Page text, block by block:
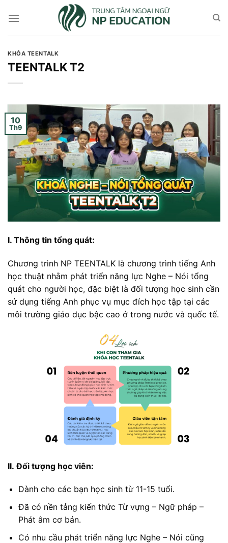
KHÓA TEENTALK
TEENTALK T2
10
Th9
I. Thông tin tổng quát:
Chương trình NP TEENTALK là chương trình tiếng Anh
học thuật nhằm phát triển năng lực Nghe – Nói tổng
quát cho người học, đặc biệt là đối tượng học sinh cần
sử dụng tiếng Anh phục vụ mục đích học tập tại các
môi trường giáo dục bậc cao ở trong nước và quốc tế.
II. Đối tượng học viên:
Dành cho các bạn học sinh từ 11-15 tuổi.
Đã có nền tảng kiến thức Từ vựng – Ngữ pháp –
Phát âm cơ bản.
Có nhu cầu phát triển năng lực Nghe – Nói cũng